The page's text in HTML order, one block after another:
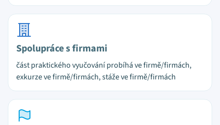
Spolupráce s firmami
část praktického vyučování probíhá ve firmě/firmách,
exkurze ve firmě/firmách, stáže ve firmě/firmách